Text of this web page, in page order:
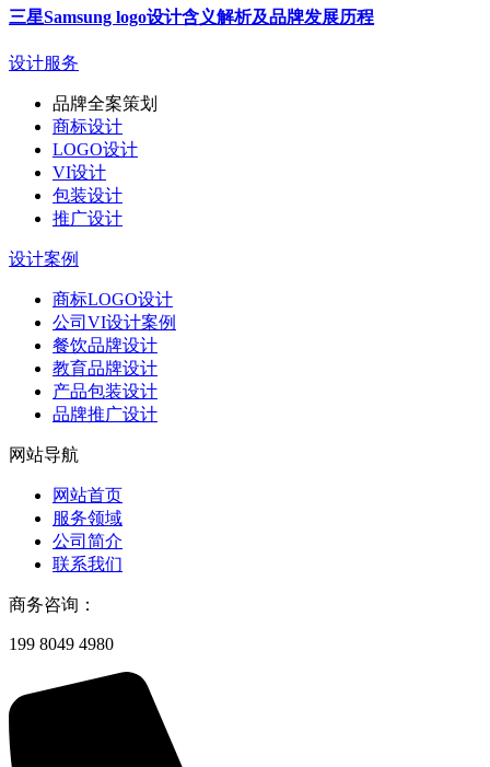
三星Samsung logo设计含义解析及品牌发展历程
设计服务
品牌全案策划
商标设计
LOGO设计
VI设计
包装设计
推广设计
设计案例
商标LOGO设计
公司VI设计案例
餐饮品牌设计
教育品牌设计
产品包装设计
品牌推广设计
网站导航
网站首页
服务领域
公司简介
联系我们
商务咨询：
199 8049 4980